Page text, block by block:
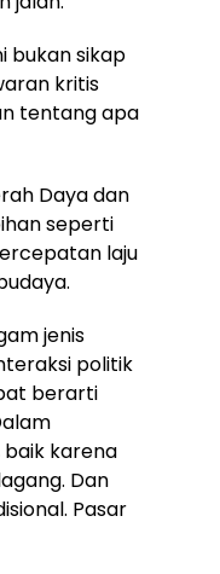
bukan sikap
kritis
tentang apa
Daya dan
seperti
laju
jenis
politik
berarti
karena
Dan
Pasar